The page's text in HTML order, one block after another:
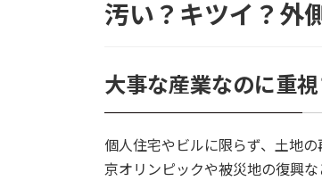
汚い？キツイ？外
大事な産業なのに重
個人住宅やビルに限らず、土地
京オリンピックや被災地の復興な